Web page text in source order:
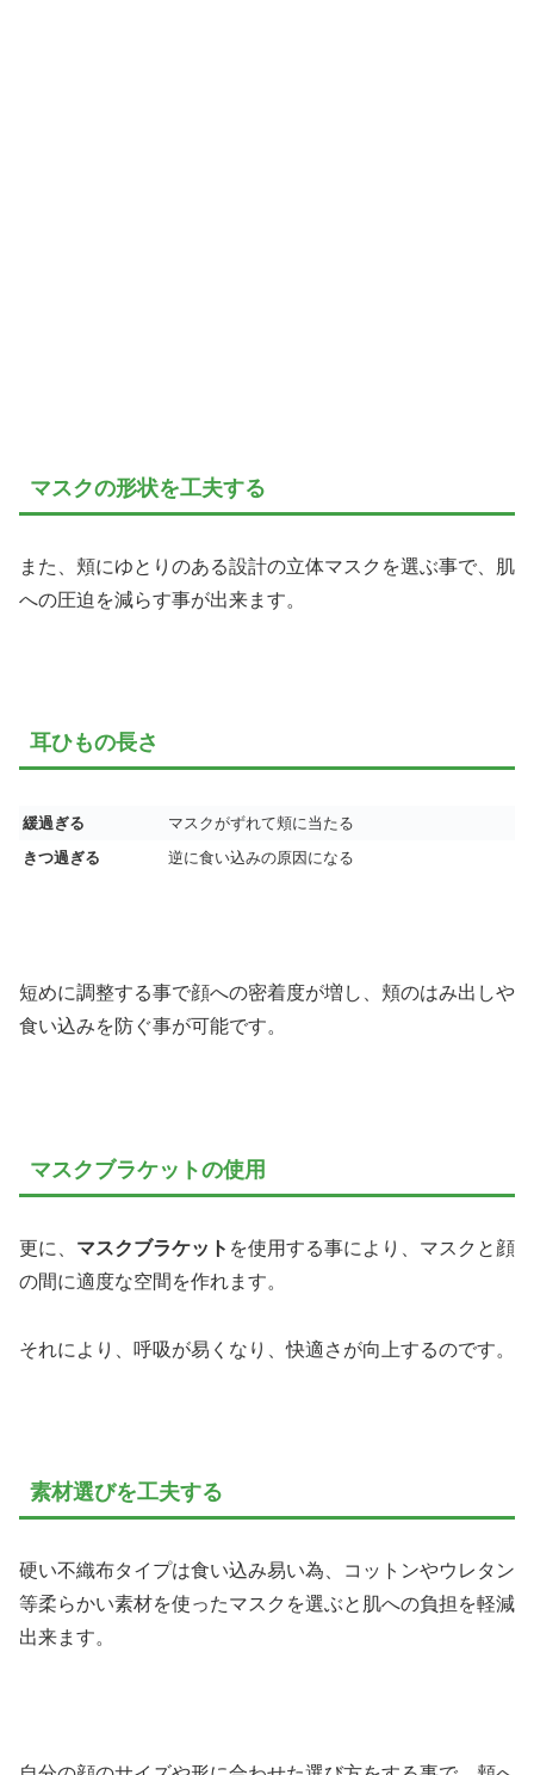
マスクの形状を工夫する
また、頬にゆとりのある設計の立体マスクを選ぶ事で、肌
への圧迫を減らす事が出来ます。
耳ひもの長さ
緩過ぎる
マスクがずれて頬に当たる
きつ過ぎる
逆に食い込みの原因になる
短めに調整する事で顔への密着度が増し、頬のはみ出しや
食い込みを防ぐ事が可能です。
マスクブラケットの使用
更に、 マスクブラケット を使用する事により、マスクと顔
の間に適度な空間を作れます。
それにより、呼吸が易くなり、快適さが向上するのです。
素材選びを工夫する
硬い不織布タイプは食い込み易い為、コットンやウレタン
等柔らかい素材を使ったマスクを選ぶと肌への負担を軽減
出来ます。